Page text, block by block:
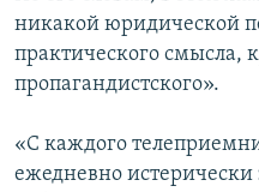
никакой юридической
практического смысла,
пропагандистского».
«С каждого
ежедневно истерически